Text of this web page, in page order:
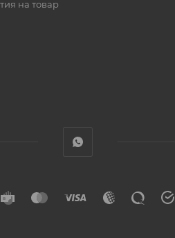
на товар